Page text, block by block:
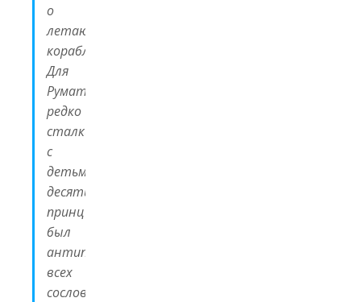
о
летающих
кораблях.
Для
Руматы,
редко
сталкивавшегося
с
детьми,
десятилетний
принц
был
антиподом
всех
сословий